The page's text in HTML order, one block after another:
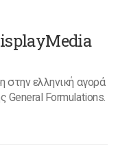
στην ελληνική αγορά
General Formulations.